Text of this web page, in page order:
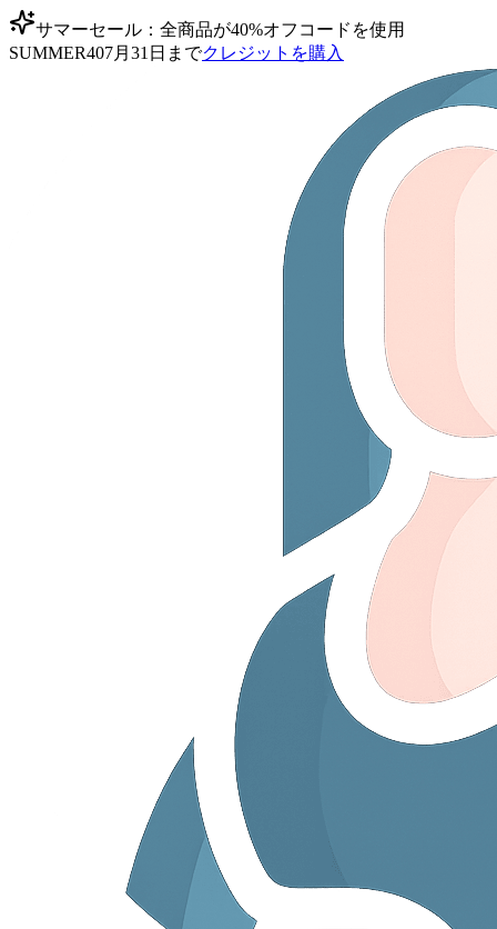
サマーセール：全商品が40%オフ コードを使用
SUMMER407月31日までクレジットを購入